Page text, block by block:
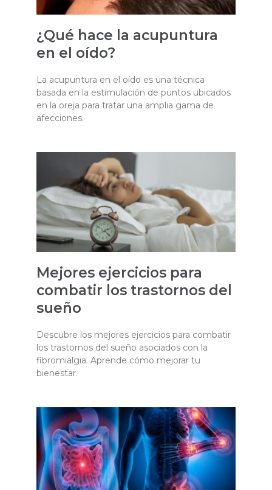
¿Qué hace la acupuntura
en el oído?
La acupuntura en el oído es una técnica
basada en la estimulación de puntos ubicados
en la oreja para tratar una amplia gama de
afecciones.
Mejores ejercicios para
combatir los trastornos del
sueño
Descubre los mejores ejercicios para combatir
los trastornos del sueño asociados con la
fibromialgia. Aprende cómo mejorar tu
bienestar.